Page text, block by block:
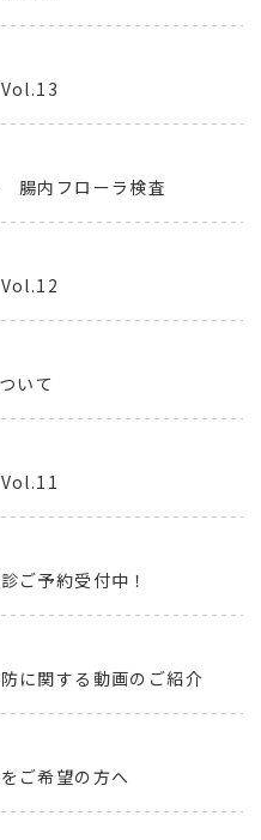
腸内フローラ検査
いて
ご予約受付中！
に関する動画のご紹介
ご希望の方へ